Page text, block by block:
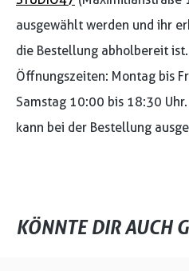
ausgewählt werden und ihr
die Bestellung abholbereit
Öffnungszeiten: Montag bis
Samstag 10:00 bis 18:30
kann bei der Bestellung
KÖNNTE DIR AUCH